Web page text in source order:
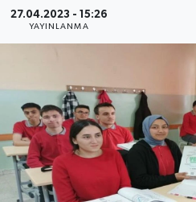
27.04.2023 - 15:26
YAYINLANMA